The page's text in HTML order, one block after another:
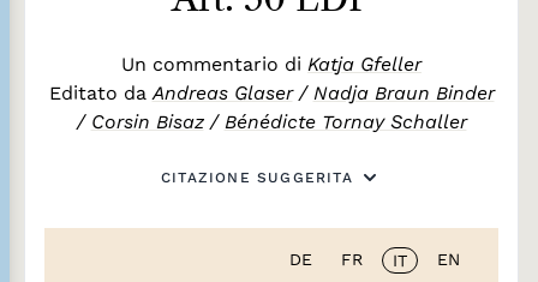
Un commentario di Katja Gfeller
Editato daAndreas Glaser/ Nadja Braun Binder
/ Corsin Bisaz/ Bénédicte Tornay Schaller
CITAZIONE SUGGERITA
DE FR IT EN